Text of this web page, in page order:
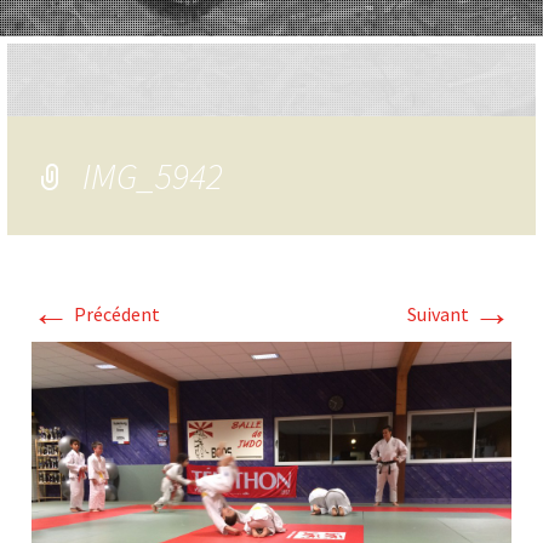
IMG_5942
← Précédent Suivant →